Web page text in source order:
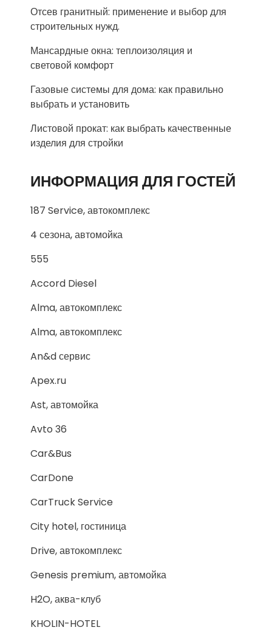
Отсев гранитный: применение и выбор для
строительных нужд.
Мансардные окна: теплоизоляция и
световой комфорт
Газовые системы для дома: как правильно
выбрать и установить
Листовой прокат: как выбрать качественные
изделия для стройки
ИНФОРМАЦИЯ ДЛЯ ГОСТЕЙ
187 Service, автокомплекс
4 сезона, автомойка
555
Accord Diesel
Alma, автокомплекс
Alma, автокомплекс
An&d сервис
Apex.ru
Ast, автомойка
Avto 36
Car&Bus
CarDone
CarTruck Service
City hotel, гостиница
Drive, автокомплекс
Genesis premium, автомойка
H2O, аква-клуб
KHOLIN-HOTEL